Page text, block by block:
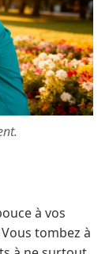
à vos
tombez à